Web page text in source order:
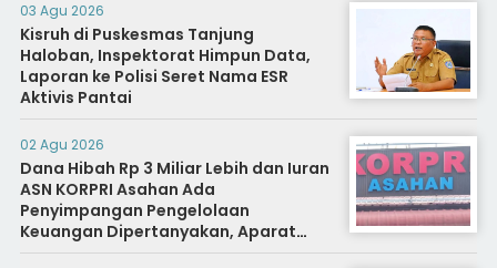
03 Agu 2026
Kisruh di Puskesmas Tanjung
Haloban, Inspektorat Himpun Data,
Laporan ke Polisi Seret Nama ESR
Aktivis Pantai
02 Agu 2026
Dana Hibah Rp 3 Miliar Lebih dan Iuran
ASN KORPRI Asahan Ada
Penyimpangan Pengelolaan
Keuangan Dipertanyakan, Aparat
Diminta Segera Usut